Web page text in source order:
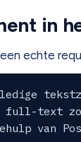
in
echte
full-text
van